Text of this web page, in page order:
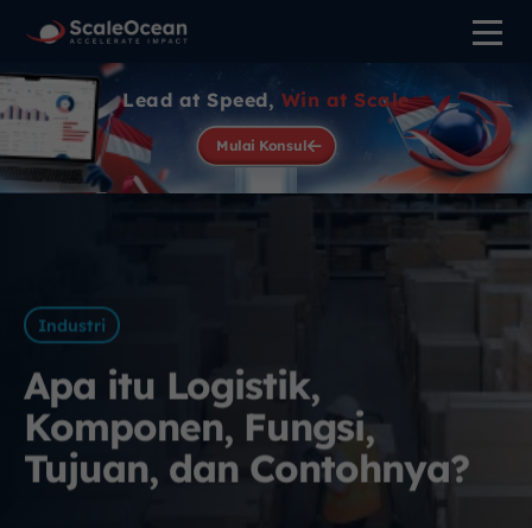
Lead at Speed, Win at Scale
Mulai Konsul
Industri
Apa itu Logistik,
Komponen, Fungsi,
Tujuan, dan Contohnya?